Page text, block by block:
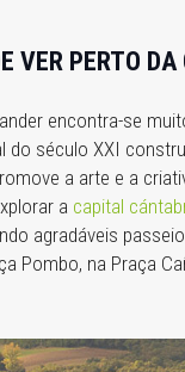
VER PERTO
encontra-se
do século XXI
a arte e a
a capital
agradáveis
Pombo, na Praça